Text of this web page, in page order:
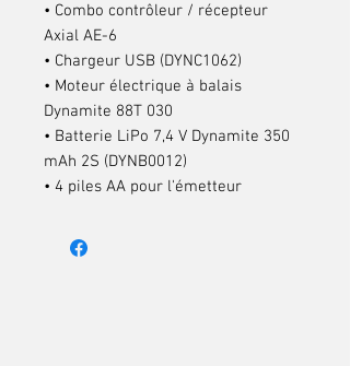
• Combo contrôleur / récepteur
Axial AE-6
• Chargeur USB (DYNC1062)
• Moteur électrique à balais
Dynamite 88T 030
• Batterie LiPo 7,4 V Dynamite 350
mAh 2S (DYNB0012)
• 4 piles AA pour l'émetteur